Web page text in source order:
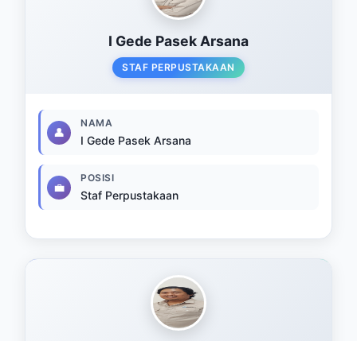
I Gede Pasek Arsana
STAF PERPUSTAKAAN
👤
NAMA
I Gede Pasek Arsana
💼
POSISI
Staf Perpustakaan